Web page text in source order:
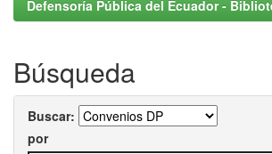
Defensoría Pública del Ecuador -
Búsqueda
Buscar:
por